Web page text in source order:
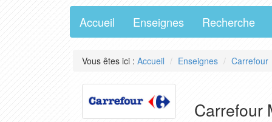
Accueil Enseignes Recherche
Vous êtes ici : Accueil Enseignes Carrefour
Carrefour